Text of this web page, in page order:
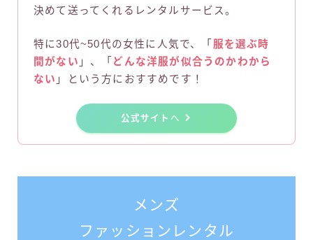
決めて送ってくれるレンタルサービス。
特に30代~50代の女性に人気で、「 服を選ぶ時
間がない 」、「 どんな洋服が似合うのかわから
ない 」という方におすすめです！
公式サイト へ
メンズ
ファッションレンタル